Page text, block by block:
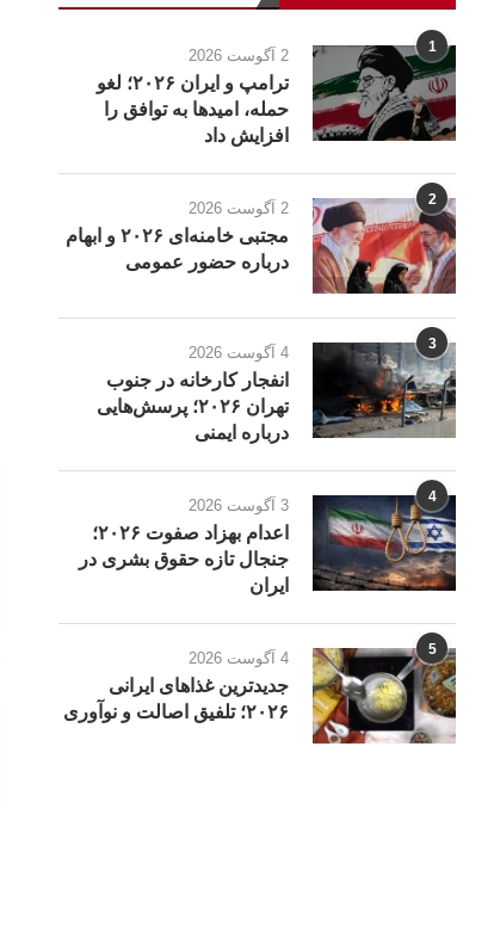
1 2 آگوست 2026
ترامپ و ایران ۲۰۲۶؛ لغو
حمله، امیدها به توافق را
افزایش داد
2 2 آگوست 2026
مجتبی خامنه‌ای ۲۰۲۶ و ابهام
درباره حضور عمومی
3 4 آگوست 2026
انفجار کارخانه در جنوب
تهران ۲۰۲۶؛ پرسش‌هایی
درباره ایمنی
4 3 آگوست 2026
اعدام بهزاد صفوت ۲۰۲۶؛
جنجال تازه حقوق بشری در
ایران
5 4 آگوست 2026
جدیدترین غذاهای ایرانی
۲۰۲۶؛ تلفیق اصالت و نوآوری